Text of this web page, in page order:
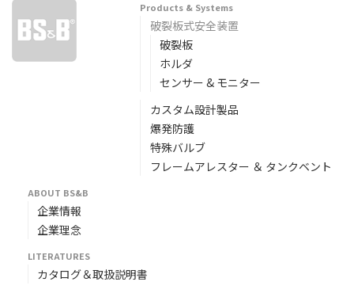
Products & Systems
破裂板式安全装置
破裂板
ホルダ
センサー & モニター
カスタム設計製品
爆発防護
特殊バルブ
フレームアレスター ＆ タンクベント
ABOUT BS&B
企業情報
企業理念
LITERATURES
カタログ＆取扱説明書